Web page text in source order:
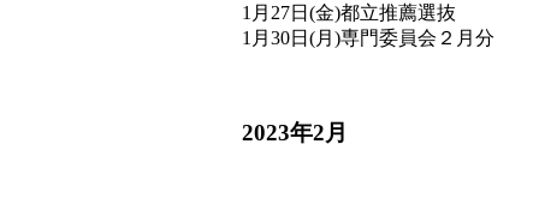
1月 27日(金)都立推薦選抜
1月 30日(月)専門委員会２月分
2023年2月